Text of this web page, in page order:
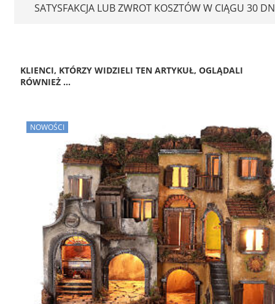
SATYSFAKCJA LUB ZWROT KOSZTÓW W CIĄGU 30
KLIENCI, KTÓRZY WIDZIELI TEN ARTYKUŁ, OGLĄDALI
RÓWNIEŻ ...
NOWOŚCI